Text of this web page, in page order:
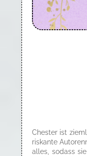
Chester ist
riskante
alles, sodass